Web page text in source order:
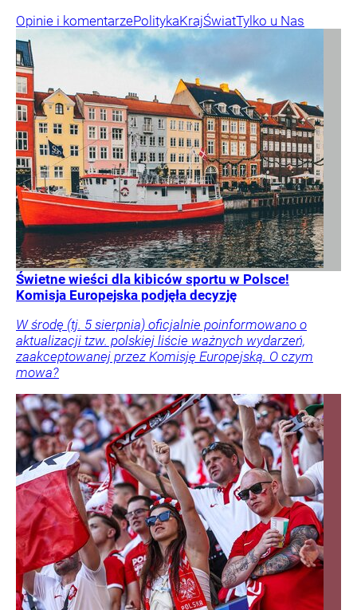
Opinie i komentarzePolitykaKrajŚwiatTylko u Nas
Świetne wieści dla kibiców sportu w Polsce!
Komisja Europejska podjęła decyzję
W środę (tj. 5 sierpnia) oficjalnie poinformowano o
aktualizacji tzw. polskiej liście ważnych wydarzeń,
zaakceptowanej przez Komisję Europejską. O czym
mowa?